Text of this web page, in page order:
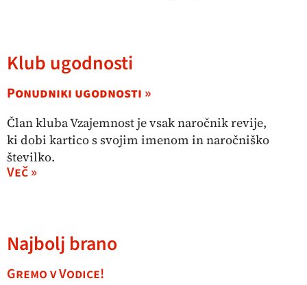
Klub ugodnosti
Ponudniki ugodnosti »
Član kluba Vzajemnost je vsak naročnik revije,
ki dobi kartico s svojim imenom in naročniško
številko.
Več »
Najbolj brano
Gremo v Vodice!